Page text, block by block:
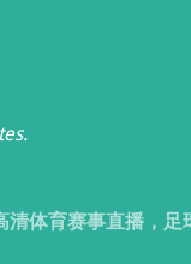
清体育赛事直播，